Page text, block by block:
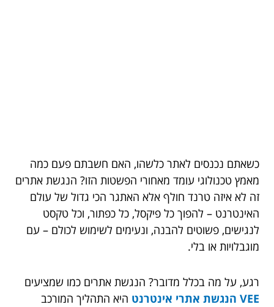
כשאתם נכנסים לאתר כלשהו, האם חשבתם פעם כמה
מאמץ טכנולוגי עומד מאחורי הפשטות הזו? הנגשת אתרים
זה לא איזה טרנד חולף אלא האתגר הכי גדול של עולם
האינטרנט – להפוך כל פיקסל, כל כפתור, וכל טקסט
לנגישים, פשוטים להבנה, ונעימים לשימוש לכולם – עם
מוגבלויות או בלי.
רגע, על מה בכלל מדובר? הנגשת אתרים כמו שמציעים
VEE הנגשת אתרי אינטרנט
היא התהליך המורכב